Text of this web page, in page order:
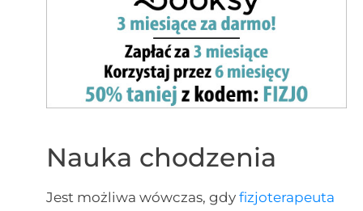
Nauka chodzenia
Jest możliwa wówczas, gdy fizjoterapeuta